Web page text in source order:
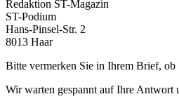
Redaktion ST-Magazin
ST-Podium
Hans-Pinsel-Str. 2
8013 Haar
Bitte vermerken Sie in Ihrem Brief,
Wir warten gespannt auf Ihre Antwort